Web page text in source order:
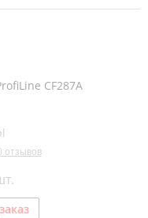
CF287A
отзывов